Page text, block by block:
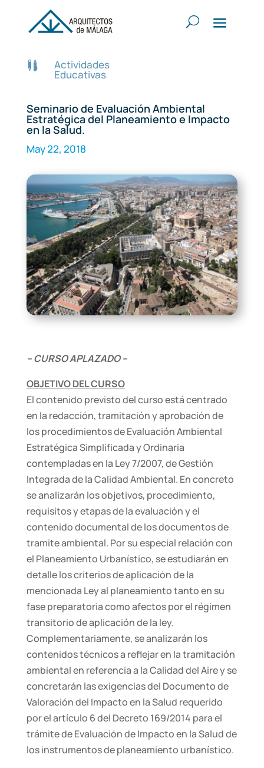
 Actividades
Educativas
Seminario de Evaluación Ambiental
Estratégica del Planeamiento e Impacto
en la Salud.
May 22, 2018
– CURSO APLAZADO –
OBJETIVO DEL CURSO
El contenido previsto del curso está centrado
en la redacción, tramitación y aprobación de
los procedimientos de Evaluación Ambiental
Estratégica Simplificada y Ordinaria
contempladas en la Ley 7/2007, de Gestión
Integrada de la Calidad Ambiental. En concreto
se analizarán los objetivos, procedimiento,
requisitos y etapas de la evaluación y el
contenido documental de los documentos de
tramite ambiental. Por su especial relación con
el Planeamiento Urbanístico, se estudiarán en
detalle los criterios de aplicación de la
mencionada Ley al planeamiento tanto en su
fase preparatoria como afectos por el régimen
transitorio de aplicación de la ley.
Complementariamente, se analizarán los
contenidos técnicos a reflejar en la tramitación
ambiental en referencia a la Calidad del Aire y se
concretarán las exigencias del Documento de
Valoración del Impacto en la Salud requerido
por el artículo 6 del Decreto 169/2014 para el
trámite de Evaluación de Impacto en la Salud de
los instrumentos de planeamiento urbanístico.